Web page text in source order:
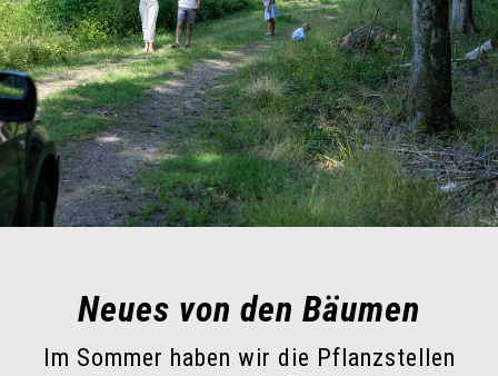
Neues von den Bäumen
Im Sommer haben wir die Pflanzstellen